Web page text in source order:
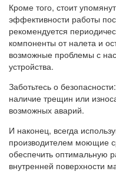
Кроме того, стоит
эффективности работы
рекомендуется
компоненты от налета и
возможные проблемы с
устройства.
Заботьтесь о
наличие трещин или
возможных аварий.
И наконец, всегда
производителем моющие
обеспечить оптимальную
внутренней поверхности